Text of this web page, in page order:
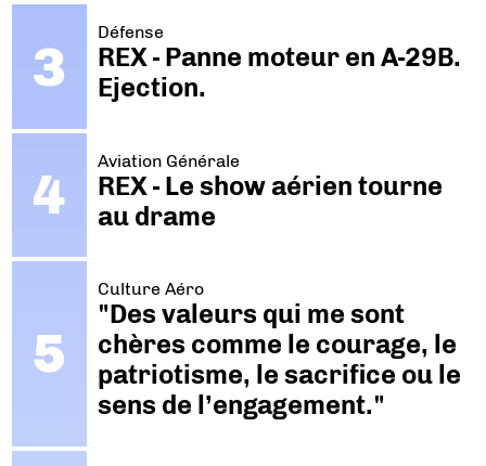
Défense
REX - Panne moteur en A-29B.
Ejection.
Aviation Générale
REX - Le show aérien tourne
au drame
Culture Aéro
"Des valeurs qui me sont
chères comme le courage, le
patriotisme, le sacrifice ou le
sens de l’engagement."